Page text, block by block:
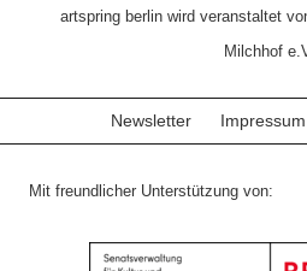
artspring berlin wird veranstaltet
Milchhof
Newsletter Impressum
Mit freundlicher Unterstützung von: